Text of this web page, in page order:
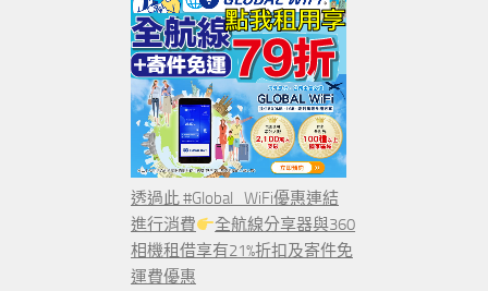
透過此 #Global_WiFi優惠連結
進行消費
全航線分享器與360
相機租借享有21%折扣及寄件免
運費優惠